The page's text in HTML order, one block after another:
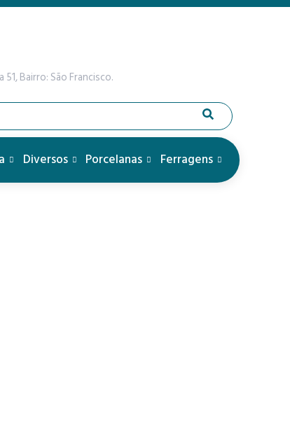
Bairro: São Francisco.
Diversos Porcelanas Ferragens